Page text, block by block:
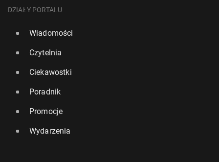
DZIAŁY PORTALU
Wiadomości
Czytelnia
Ciekawostki
Poradnik
Promocje
Wydarzenia